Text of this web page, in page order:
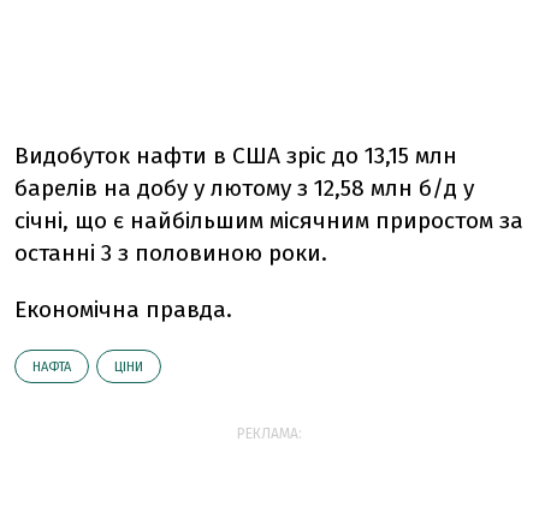
Видобуток нафти в США зріс до 13,15 млн
барелів на добу у лютому з 12,58 млн б/д у
січні, що є найбільшим місячним приростом за
останні 3 з половиною роки.
Економічна правда.
НАФТА ЦІНИ
РЕКЛАМА: